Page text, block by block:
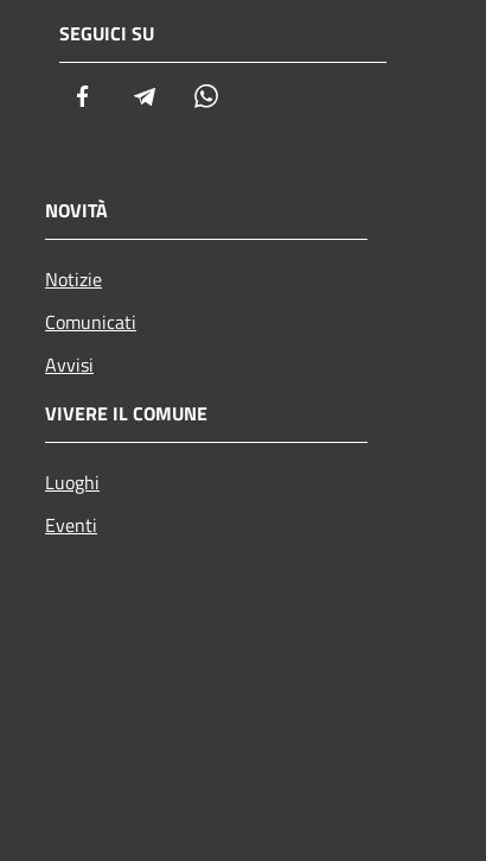
SEGUICI SU
Facebook Telegram
NOVITÀ
Notizie
Comunicati
Avvisi
VIVERE IL COMUNE
Luoghi
Eventi